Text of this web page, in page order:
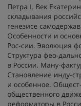
Петра I. Век
складывания
генезисе
Особенности и
Рос-сии. Эволюция
Структура фео-
в России. Ману-
Становление инду-
и особенное.
общественного
реформаторы в